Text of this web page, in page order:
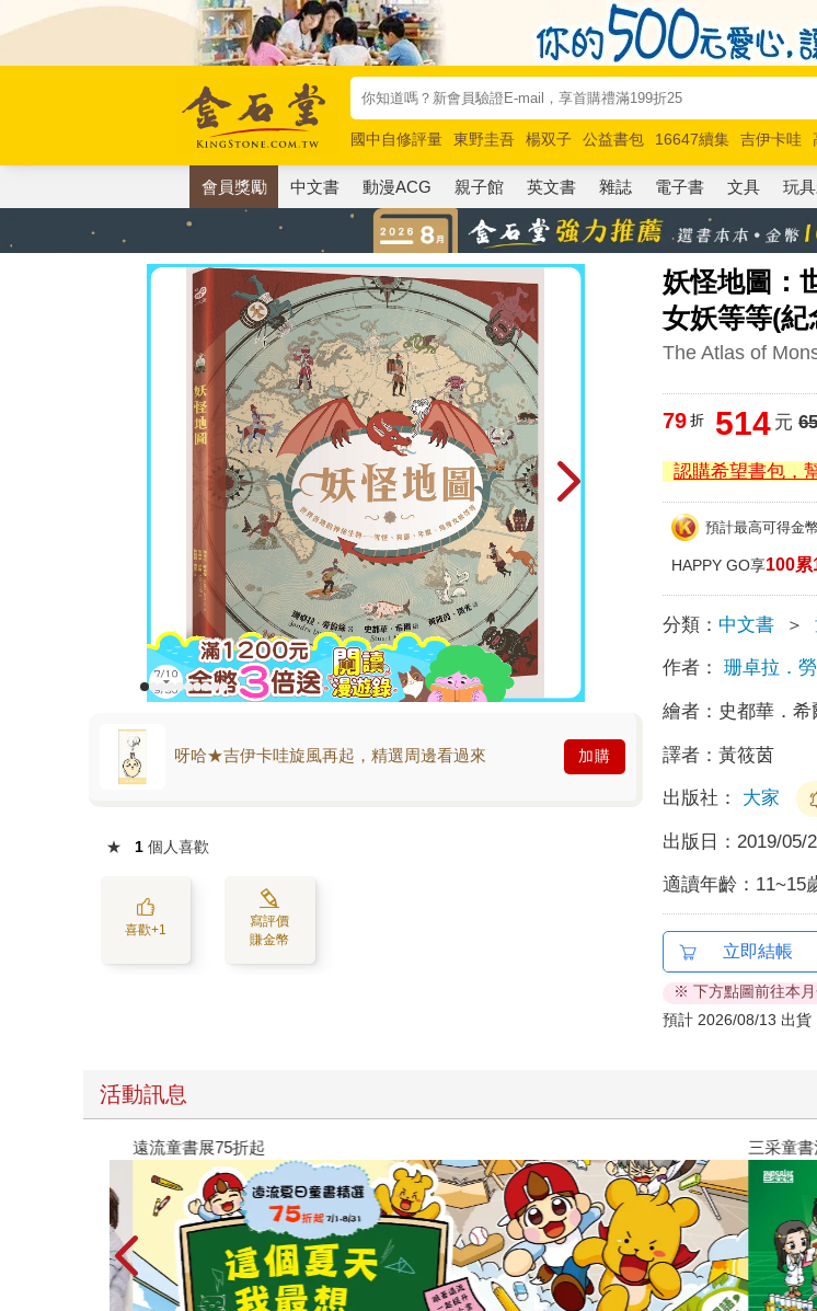
國中自修評量 東野圭吾 楊双子 公益書包 16647續集 吉伊卡哇
唯紅花綻放
奧德賽 路邊攤新作 馬斯克 玩具總動員5 超慢跑
會員獎勵 中文書 動漫ACG 親子館 英文書 雜誌 電子書 文具 玩
妖怪地圖：
女妖等等(紀
The Atlas of
呀哈★吉伊卡哇旋風再起，精選周邊看過來 加購
★ 1 個人喜歡
喜歡+1
寫評價
賺金幣
79 折 514 元
認購希望書包，
預計最高可得金幣
HAPPY GO享100累
分類： 中文書 ＞
作者： 珊卓拉．
繪者： 史都華．希
譯者：黃筱茵
出版社： 大家
出版日： 2019/05/
適讀年齡： 11~15
立即結帳
※ 下方點圖前往本
預計 2026/08/13 出貨
活動訊息
遠流童書展75折起 三采童書